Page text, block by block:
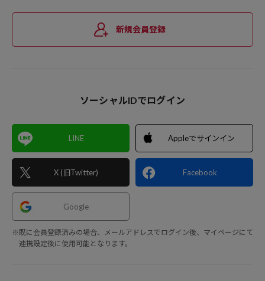
新規会員登録
ソーシャルIDでログイン
LINE
X (旧Twitter)
Appleでサインイン
Facebook
Google
※既に会員登録済みの場合、メールアドレスでログイン後、マイページにて
連携設定後に使用可能となります。